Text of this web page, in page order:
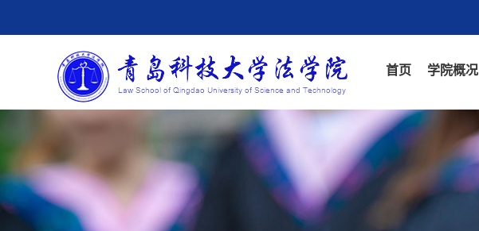
首页 学院概况